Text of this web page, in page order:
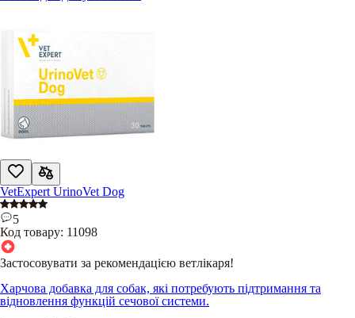
VetExpert UrinoVet Dog
5
Код товару: 11098
Застосовувати за рекомендацією ветлікаря!
Харчова добавка для собак, які потребують підтримання та
відновлення функцій сечової системи.